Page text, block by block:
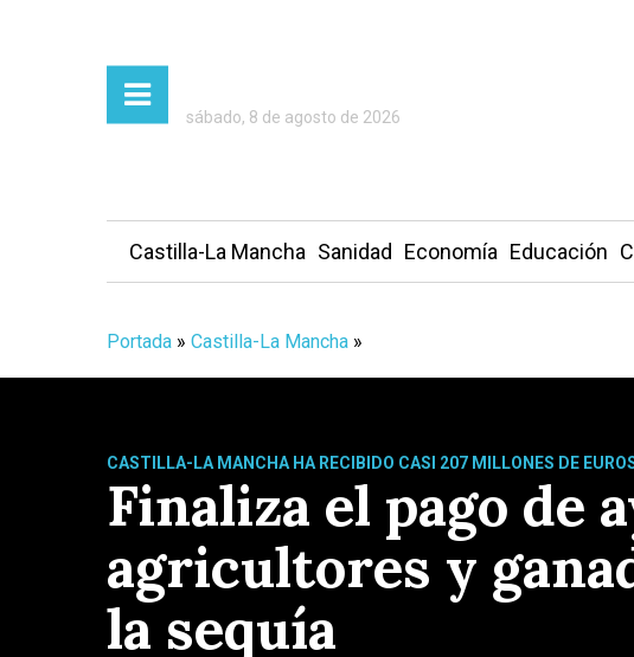
sábado, 8 de agosto de 2026
Castilla-La Mancha Sanidad Economía Educación
Portada » Castilla-La Mancha »
CASTILLA-LA MANCHA HA RECIBIDO CASI 207 MILLONES DE
Finaliza el pago de
agricultores y
la sequía